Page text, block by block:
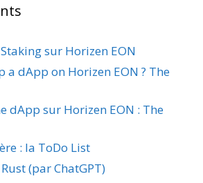
sur Horizen EON
a dApp on Horizen EON ? The
dApp sur Horizen EON : The
: la ToDo List
(par ChatGPT)